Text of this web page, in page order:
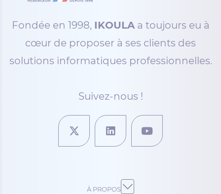
Fondée en 1998, IKOULAa toujours eu à
cœur de proposer à ses clients des
solutions informatiques professionnelles.
Suivez-nous !
À PROPOS